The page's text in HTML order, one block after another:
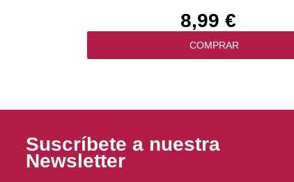
8,99 €
COMPRAR
Suscríbete a nuestra
Newsletter